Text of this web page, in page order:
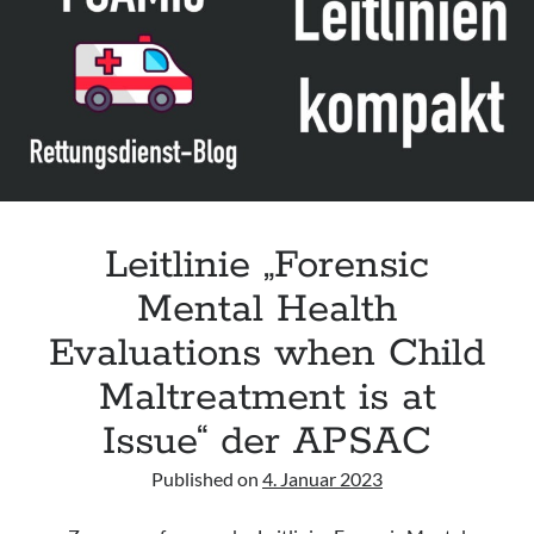
der
Arztpraxis
Notaufnahme“
des
Leitlinie „Forensic
Mental Health
Evaluations when Child
Maltreatment is at
Issue“ der APSAC
Published on 4. Januar 2023